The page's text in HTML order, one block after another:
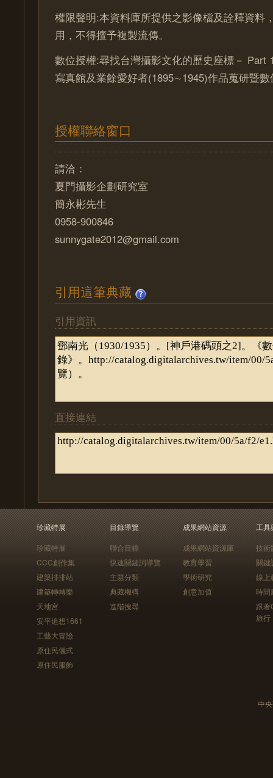
權限聲明:本資料庫所提供之影像檔及詮釋資料
用，不得擅予複製流傳。
數位授權:尋找台灣攝影文化的歷史座標－ Part
寫真館及業餘愛好者(1895∼1945)作品蒐研暨
授權聯絡窗口
請洽：
夏門攝影企劃研究室
簡永彬先生
0958-900846
sunnygate2012@gmail.com
引用這筆典藏
引用資訊
直接連結
珍藏特展
珍藏特展
CCC創作集
建築排排站
建築轉轉樂
天地宮
安平追想1661
工藝大冒險
原住民儀式
原住民服飾
目錄導覽
聯合目錄
快速關鍵詞導覽
主題分類
典藏機構
進階搜尋
成果網站資源
成果網站資源庫
教育學習
學術研究
創意加值
工具
技術
關鍵
線上
時間
跟
旅行
中